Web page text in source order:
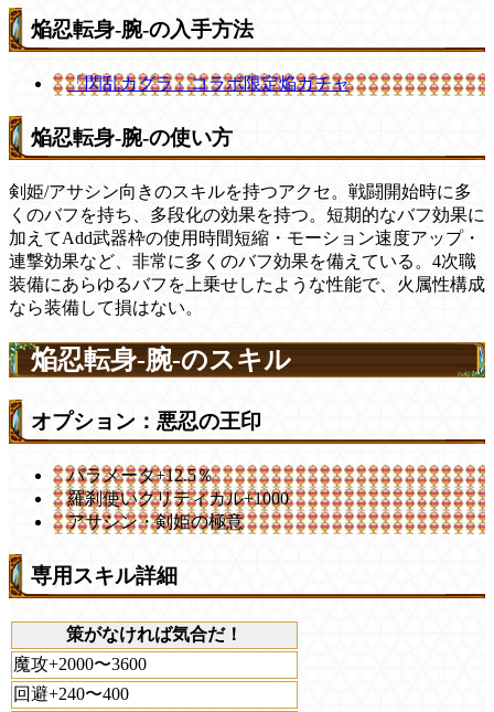
焔忍転身-腕-の入手方法
「閃乱カグラ」コラボ限定焔ガチャ
焔忍転身-腕-の使い方
剣姫/アサシン向きのスキルを持つアクセ。戦闘開始時に多
くのバフを持ち、多段化の効果を持つ。短期的なバフ効果に
加えてAdd武器枠の使用時間短縮・モーション速度アップ・
連撃効果など、非常に多くのバフ効果を備えている。4次職
装備にあらゆるバフを上乗せしたような性能で、火属性構成
なら装備して損はない。
焔忍転身-腕-のスキル
オプション：悪忍の王印
パラメータ+12.5％
羅刹使いクリティカル+1000
アサシン・剣姫の極意
専用スキル詳細
策がなければ気合だ！
魔攻+2000〜3600
回避+240〜400